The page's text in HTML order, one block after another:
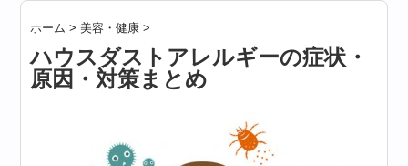
ホーム >美容・健康 >
ハウスダストアレルギーの症状・
原因・対策まとめ